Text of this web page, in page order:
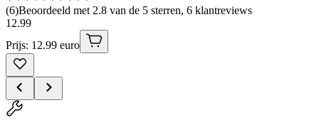
(6)Beoordeeld met 2.8 van de 5 sterren, 6 klantreviews
12.99
Prijs: 12.99 euro